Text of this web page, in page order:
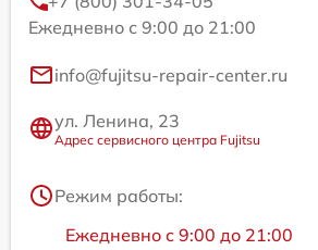
Ежедневно с 9:00 до 21:00
info@fujitsu-repair-center.ru
ул. Ленина, 23
Адрес сервисного центра Fujitsu
Режим работы:
Ежедневно с 9:00 до 21:00